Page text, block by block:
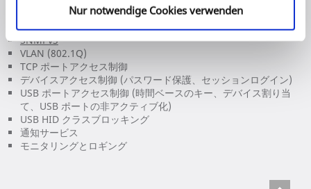
Nur notwendige Cookies verwenden
証明書の管理：自己署名証明書、証明書要求、CA 証明書、
PKCS #12 証明書、S/MIME 証明書
SNMPv3
VLAN (802.1Q)
TCP ポートアクセス制御
デバイスアクセス制御 (パスワード保護、セッションログイン)
USB ポートアクセス制御 (時間ベースのキー、デバイス割り当
て、USB ポートの非アクティブ化)
USB HID クラスブロッキング
通知サービス
モニタリングとロギング